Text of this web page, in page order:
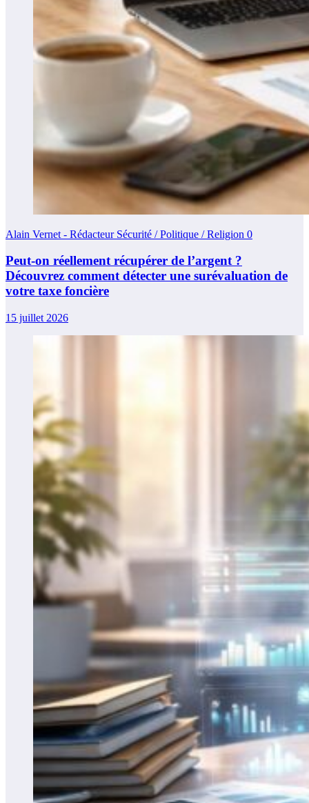
Alain Vernet - Rédacteur Sécurité / Politique / Religion 0
Peut-on réellement récupérer de l’argent ?
Découvrez comment détecter une surévaluation de
votre taxe foncière
15 juillet 2026